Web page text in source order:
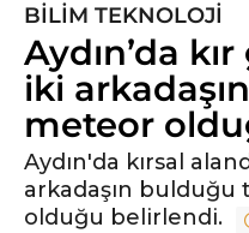
5
y
ı
l
ö
n
c
e
BILIM TEKNOLOJI
Aydın’da
iki
meteor
Aydın'da kırsal
arkadaşın bulduğu
olduğu belirlendi.